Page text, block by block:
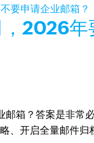
2026年
邮箱？答案是非常
、开启全量邮件归